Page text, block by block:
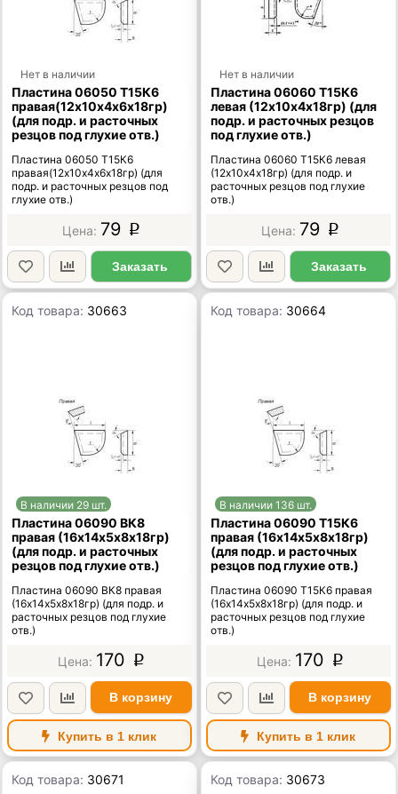
Нет в наличии
Пластина 06050 Т15К6
правая(12х10х4х6х18гр)
(для подр. и расточных
резцов под глухие отв.)
Пластина 06050 Т15К6
правая(12х10х4х6х18гр) (для
подр. и расточных резцов под
глухие отв.)
79 p
Заказать
Нет в наличии
Пластина 06060 Т15К6
левая (12х10х4х18гр) (для
подр. и расточных резцов
под глухие отв.)
Пластина 06060 Т15К6 левая
(12х10х4х18гр) (для подр. и
расточных резцов под глухие
отв.)
79 p
Заказать
Код товара: 30663
В наличии 29 шт.
Пластина 06090 ВК8
правая (16х14х5х8х18гр)
(для подр. и расточных
резцов под глухие отв.)
Пластина 06090 ВК8 правая
(16х14х5х8х18гр) (для подр. и
расточных резцов под глухие
отв.)
170 p
В корзину
Купить в 1 клик
Код товара: 30664
В наличии 136 шт.
Пластина 06090 Т15К6
правая (16х14х5х8х18гр)
(для подр. и расточных
резцов под глухие отв.)
Пластина 06090 Т15К6 правая
(16х14х5х8х18гр) (для подр. и
расточных резцов под глухие
отв.)
170 p
В корзину
Купить в 1 клик
Код товара: 30671 Код товара: 30673